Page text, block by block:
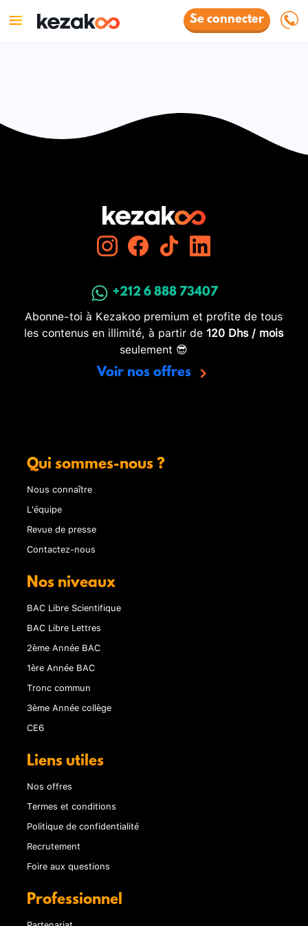
Se connecter
+212 6 888 73407
Abonne-toi à Kezakoo premium et profite de tous
les contenus en illimité, à partir de 120 Dhs / mois
seulement 😎
Voir nos offres
Qui sommes-nous ?
Nous connaître
L'équipe
Revue de presse
Contactez-nous
Nos niveaux
BAC Libre Scientifique
BAC Libre Lettres
2ème Année BAC
1ère Année BAC
Tronc commun
3ème Année collège
CE6
Liens utiles
Nos offres
Termes et conditions
Politique de confidentialité
Recrutement
Foire aux questions
Professionnel